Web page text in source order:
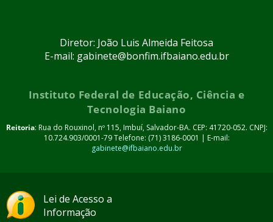
Diretor: João Luis Almeida Feitosa
E-mail: gabinete@bonfim.ifbaiano.edu.br
Instituto Federal de Educação, Ciência e
Tecnologia Baiano
Reitoria: Rua do Rouxinol, nº 115, Imbuí, Salvador-BA. CEP: 41720-052. CNPJ:
10.724.903/0001-79 Telefone: (71) 3186-0001 | E-mail:
gabinete@ifbaiano.edu.br
Lei de Acesso a
Informação